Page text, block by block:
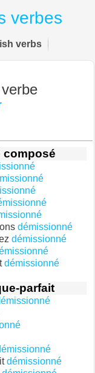
verbes
verbs
composé
démissionné
démissionné
démissionné
parfait
démissionné